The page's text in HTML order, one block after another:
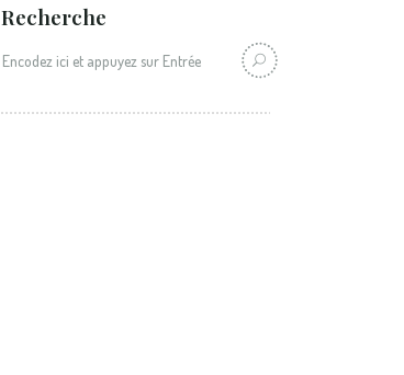
Recherche